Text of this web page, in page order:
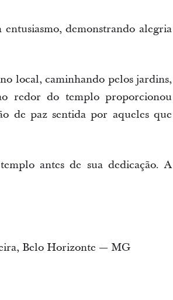
demonstrando alegria
local, caminhando pelos jardins,
redor do templo proporcionou
de paz sentida por aqueles que
antes de sua dedicação. A
Belo Horizonte — MG